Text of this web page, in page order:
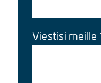
Viestisi meille